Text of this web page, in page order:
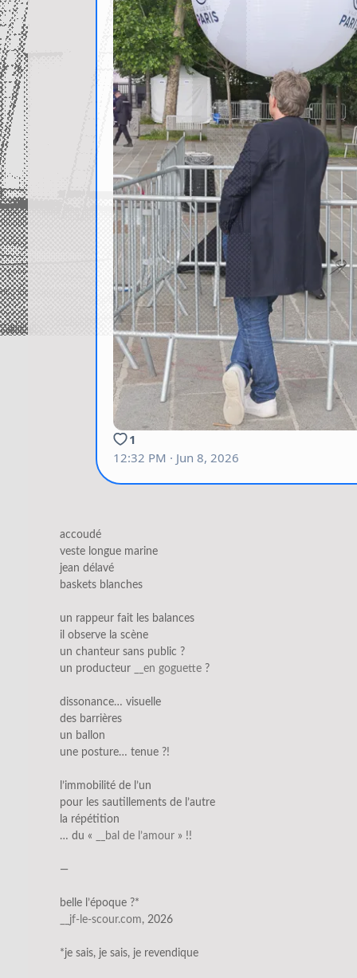
accoudé
veste longue marine
jean délavé
baskets blanches
un rappeur fait les balances
il observe la scène
un chanteur sans public ?
un producteur
__en goguette ?
dissonance… visuelle
des barrières
un ballon
une posture… tenue ?!
l’immobilité de l’un
pour les sautillements de l’autre
la répétition
… du «
__bal de l’amour » !!
—
belle l’époque ?*
__jf-le-scour.com, 2026
*je sais, je sais, je revendique